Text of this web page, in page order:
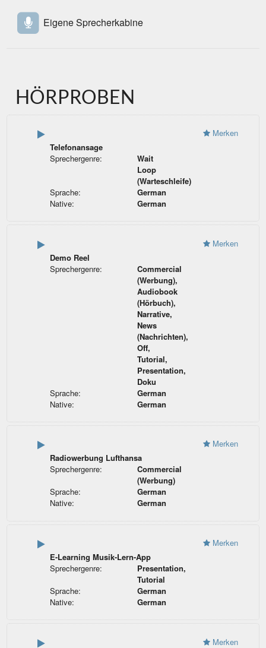
Eigene Sprecherkabine
HÖRPROBEN
Telefonansage
Sprechergenre:
Wait
Loop
(Warteschleife)
Sprache:
German
Native:
German
Merken
Demo Reel
Sprechergenre:
Commercial
(Werbung),
Audiobook
(Hörbuch),
Narrative,
News
(Nachrichten),
Off,
Tutorial,
Presentation,
Doku
Sprache:
German
Native:
German
Merken
Radiowerbung Lufthansa
Sprechergenre:
Commercial
(Werbung)
Sprache:
German
Native:
German
Merken
E-Learning Musik-Lern-App
Sprechergenre:
Presentation,
Tutorial
Sprache:
German
Native:
German
Merken
Merken